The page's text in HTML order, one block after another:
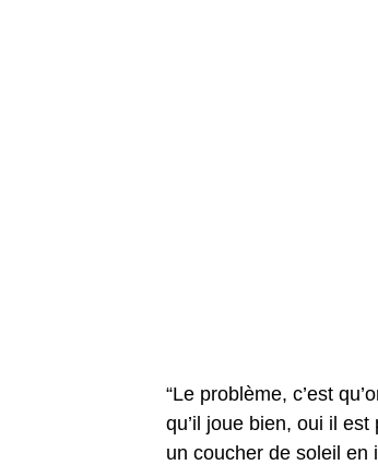
“Le problème, c’est
qu’il joue bien, oui il
un coucher de soleil en